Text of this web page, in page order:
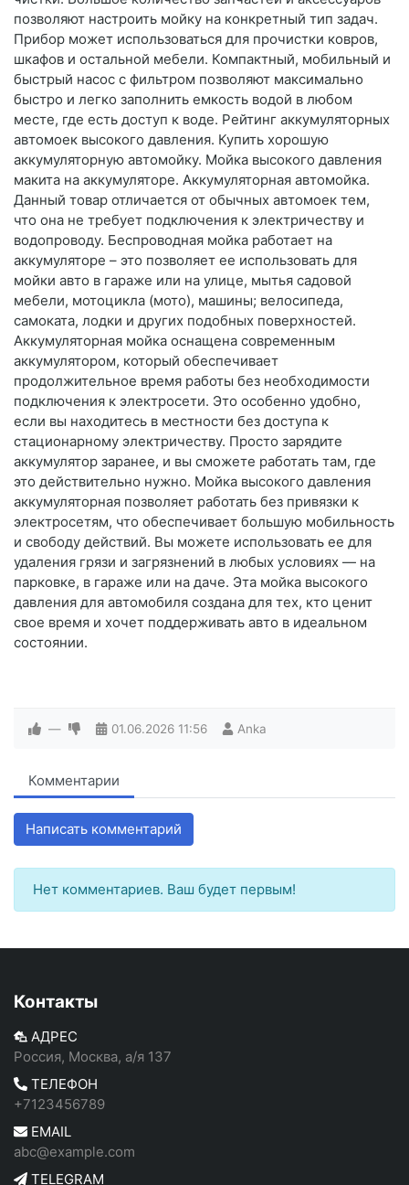
позволяют настроить мойку на конкретный тип задач.
Прибор может использоваться для прочистки ковров,
шкафов и остальной мебели. Компактный, мобильный и
быстрый насос с фильтром позволяют максимально
быстро и легко заполнить емкость водой в любом
месте, где есть доступ к воде. Рейтинг аккумуляторных
автомоек высокого давления. Купить хорошую
аккумуляторную автомойку. Мойка высокого давления
макита на аккумуляторе. Аккумуляторная автомойка.
Данный товар отличается от обычных автомоек тем,
что она не требует подключения к электричеству и
водопроводу. Беспроводная мойка работает на
аккумуляторе – это позволяет ее использовать для
мойки авто в гараже или на улице, мытья садовой
мебели, мотоцикла (мото), машины; велосипеда,
самоката, лодки и других подобных поверхностей.
Аккумуляторная мойка оснащена современным
аккумулятором, который обеспечивает
продолжительное время работы без необходимости
подключения к электросети. Это особенно удобно,
если вы находитесь в местности без доступа к
стационарному электричеству. Просто зарядите
аккумулятор заранее, и вы сможете работать там, где
это действительно нужно. Мойка высокого давления
аккумуляторная позволяет работать без привязки к
электросетям, что обеспечивает большую мобильность
и свободу действий. Вы можете использовать ее для
удаления грязи и загрязнений в любых условиях — на
парковке, в гараже или на даче. Эта мойка высокого
давления для автомобиля создана для тех, кто ценит
свое время и хочет поддерживать авто в идеальном
состоянии.
— 01.06.2026 11:56 Anka
Комментарии
Написать комментарий
Нет комментариев. Ваш будет первым!
Контакты
АДРЕС
Россия, Москва, а/я 137
ТЕЛЕФОН
+7123456789
EMAIL
abc@example.com
TELEGRAM